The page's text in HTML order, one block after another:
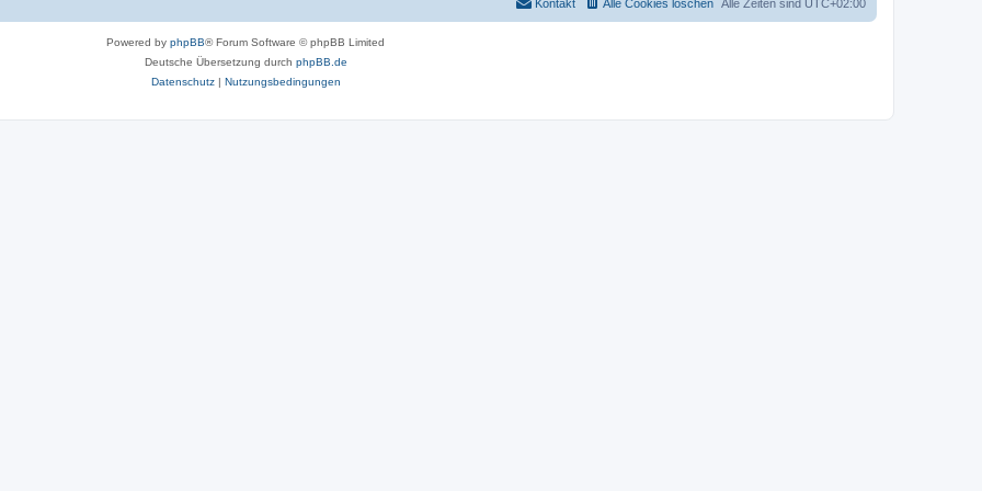
Alle Zeiten sind UTC+02:00
Alle Cookies löschen
Kontakt
Powered by phpBB® Forum Software © phpBB Limited
Deutsche Übersetzung durch phpBB.de
Datenschutz| Nutzungsbedingungen